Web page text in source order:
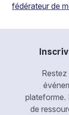
fédérateur de
Restez
plateforme.
de